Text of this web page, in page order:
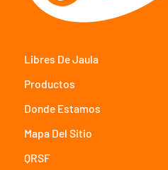
Libres De Jaula
Productos
Donde Estamos
Mapa Del Sitio
QRSF